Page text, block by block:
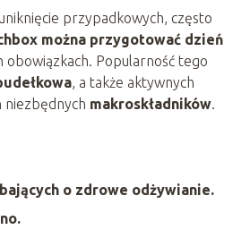
przypadkowych, często
można przygotować dzień
obowiązkach. Popularność tego
, a także aktywnych
niezbędnych makroskładników.
o zdrowe odżywianie.